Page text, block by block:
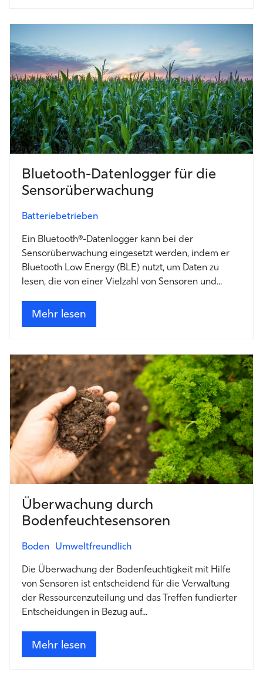
Bluetooth-Datenlogger für die
Sensorüberwachung
Batteriebetrieben
Ein Bluetooth®-Datenlogger kann bei der
Sensorüberwachung eingesetzt werden, indem er
Bluetooth Low Energy (BLE) nutzt, um Daten zu
lesen, die von einer Vielzahl von Sensoren und...
Mehr lesen
Überwachung durch
Bodenfeuchtesensoren
Boden Umweltfreundlich
Die Überwachung der Bodenfeuchtigkeit mit Hilfe
von Sensoren ist entscheidend für die Verwaltung
der Ressourcenzuteilung und das Treffen fundierter
Entscheidungen in Bezug auf...
Mehr lesen